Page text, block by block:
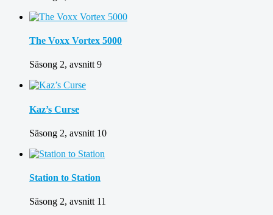
The Voxx Vortex 5000
Säsong 2, avsnitt 9
Kaz’s Curse
Säsong 2, avsnitt 10
Station to Station
Säsong 2, avsnitt 11